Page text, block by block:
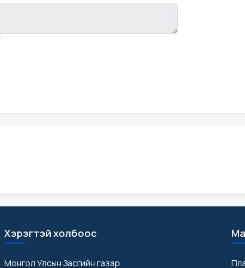
Хэрэгтэй холбоос
Монгол Улсын Засгийн газар